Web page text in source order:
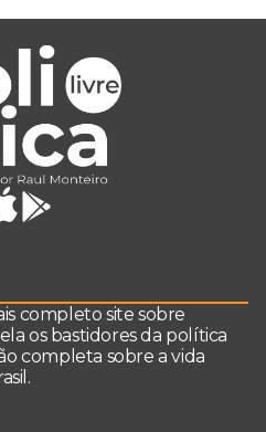
completo site sobre
os bastidores da política
completa sobre a vida